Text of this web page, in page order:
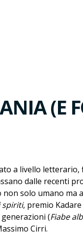
(E
a livello
dalle recenti
solo umano ma
spiriti, premio
(Fiabe
Cirri.